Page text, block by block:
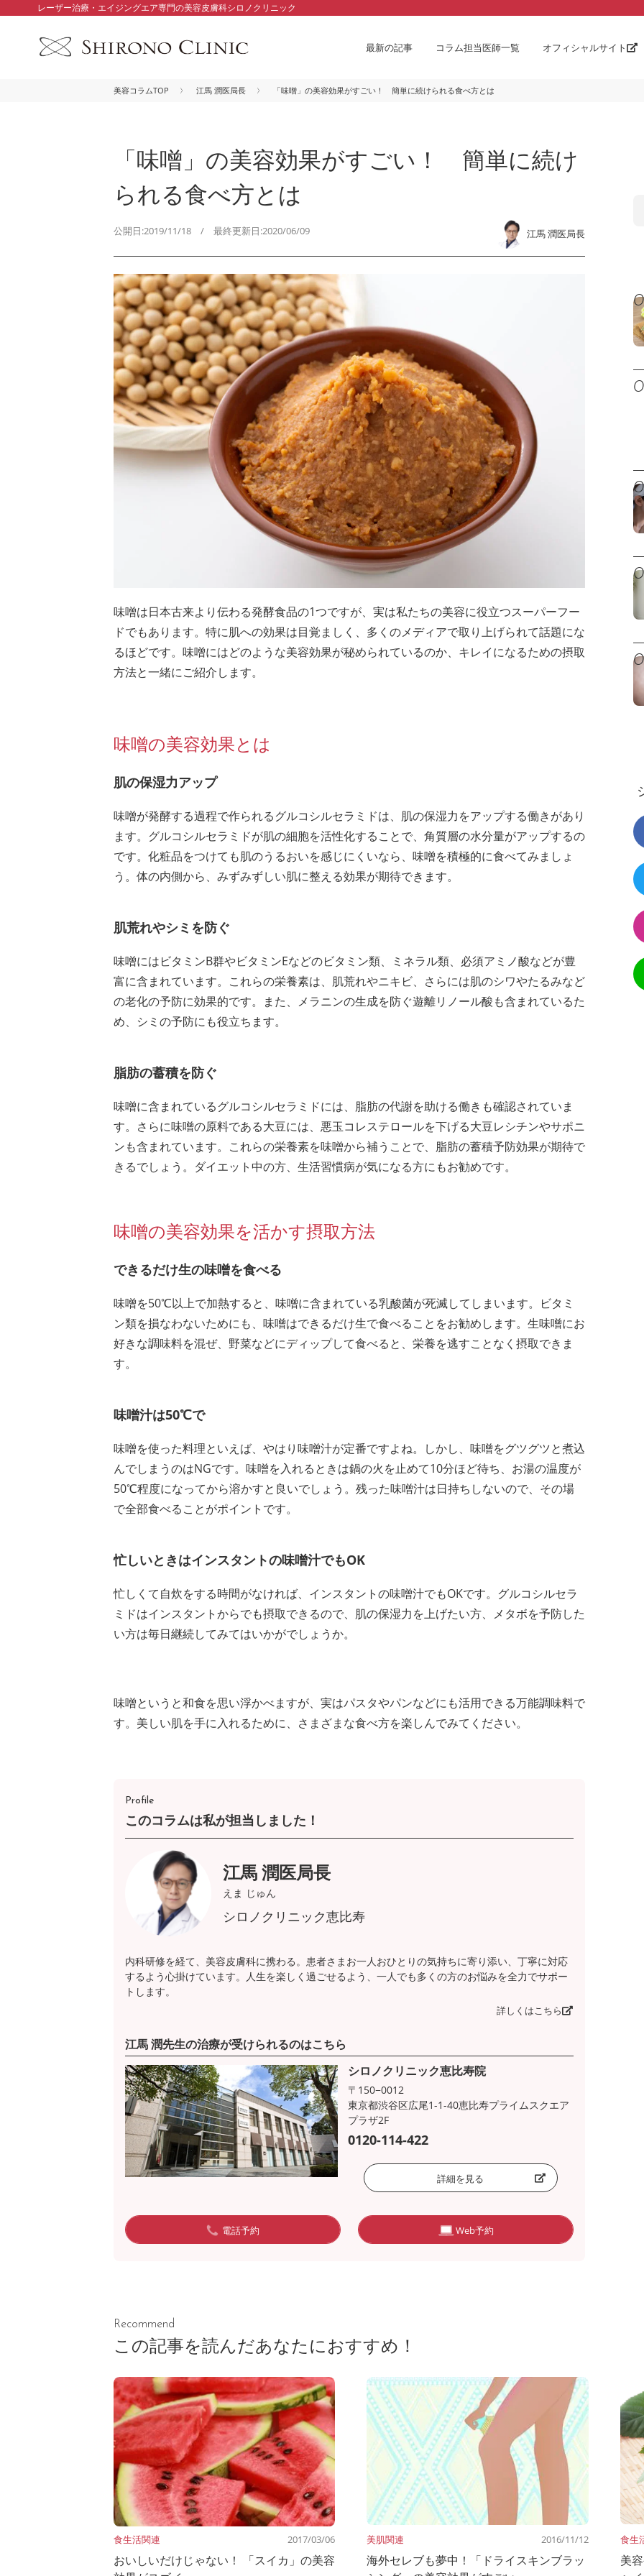
レーザー治療・エイジングエア専門の美容皮膚科シロノクリニック
最新の記事 コラム担当医師一覧 オフィシャルサイト
美容コラムTOP 江馬 潤医局長 「味噌」の美容効果がすごい！ 簡単に続けられる食べ方とは
「味噌」の美容効果がすごい！ 簡単に続け
られる食べ方とは
公開日:2019/11/18 / 最終更新日:2020/06/09 江馬 潤医局長
味噌は日本古来より伝わる発酵食品の1つですが、実は私たちの美容に役立つスーパーフー
ドでもあります。特に肌への効果は目覚ましく、多くのメディアで取り上げられて話題にな
るほどです。味噌にはどのような美容効果が秘められているのか、キレイになるための摂取
方法と一緒にご紹介します。
味噌の美容効果とは
肌の保湿力アップ
味噌が発酵する過程で作られるグルコシルセラミドは、肌の保湿力をアップする働きがあり
ます。グルコシルセラミドが肌の細胞を活性化することで、角質層の水分量がアップするの
です。化粧品をつけても肌のうるおいを感じにくいなら、味噌を積極的に食べてみましょ
う。体の内側から、みずみずしい肌に整える効果が期待できます。
肌荒れやシミを防ぐ
味噌にはビタミンB群やビタミンEなどのビタミン類、ミネラル類、必須アミノ酸などが豊
富に含まれています。これらの栄養素は、肌荒れやニキビ、さらには肌のシワやたるみなど
の老化の予防に効果的です。また、メラニンの生成を防ぐ遊離リノール酸も含まれているた
め、シミの予防にも役立ちます。
脂肪の蓄積を防ぐ
味噌に含まれているグルコシルセラミドには、脂肪の代謝を助ける働きも確認されていま
す。さらに味噌の原料である大豆には、悪玉コレステロールを下げる大豆レシチンやサポニ
ンも含まれています。これらの栄養素を味噌から補うことで、脂肪の蓄積予防効果が期待で
きるでしょう。ダイエット中の方、生活習慣病が気になる方にもお勧めです。
味噌の美容効果を活かす摂取方法
できるだけ生の味噌を食べる
味噌を50℃以上で加熱すると、味噌に含まれている乳酸菌が死滅してしまいます。ビタミ
ン類を損なわないためにも、味噌はできるだけ生で食べることをお勧めします。生味噌にお
好きな調味料を混ぜ、野菜などにディップして食べると、栄養を逃すことなく摂取できま
す。
味噌汁は50℃で
味噌を使った料理といえば、やはり味噌汁が定番ですよね。しかし、味噌をグツグツと煮込
んでしまうのはNGです。味噌を入れるときは鍋の火を止めて10分ほど待ち、お湯の温度が
50℃程度になってから溶かすと良いでしょう。残った味噌汁は日持ちしないので、その場
で全部食べることがポイントです。
忙しいときはインスタントの味噌汁でもOK
忙しくて自炊をする時間がなければ、インスタントの味噌汁でもOKです。グルコシルセラ
ミドはインスタントからでも摂取できるので、肌の保湿力を上げたい方、メタボを予防した
い方は毎日継続してみてはいかがでしょうか。
味噌というと和食を思い浮かべますが、実はパスタやパンなどにも活用できる万能調味料で
す。美しい肌を手に入れるために、さまざまな食べ方を楽しんでみてください。
Profile
このコラムは私が担当しました！
江馬 潤医局長
えま じゅん
シロノクリニック恵比寿
内科研修を経て、美容皮膚科に携わる。患者さまお一人おひとりの気持ちに寄り添い、丁寧に対応
するよう心掛けています。人生を楽しく過ごせるよう、一人でも多くの方のお悩みを全力でサポー
トします。
詳しくはこちら
江馬 潤先生の治療が受けられるのはこちら
シロノクリニック恵比寿院
〒150−0012
東京都渋谷区広尾1-1-40恵比寿プライムスクエア
プラザ2F
0120-114-422
詳細を見る
電話予約 Web予約
Recommend
この記事を読んだあなたにおすすめ！
食生活関連 2017/03/06
おいしいだけじゃない！ 「スイカ」の美容
美肌関連 2016/11/12
海外セレブも夢中！「ドライスキンブラッ
食生
美